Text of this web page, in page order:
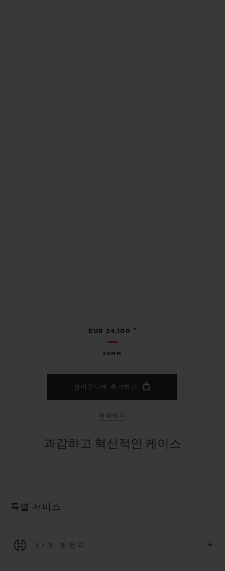
42MM
EUR 34,100 •
장바구니에 추가하기
예약하기
과감하고 혁신적인 케이스
특별 서비스
5+5 워런티 +